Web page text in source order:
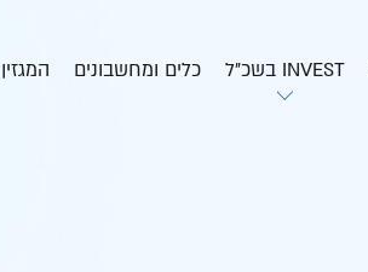
INVEST בשכ”ל כלים ומחשבונים המגזין